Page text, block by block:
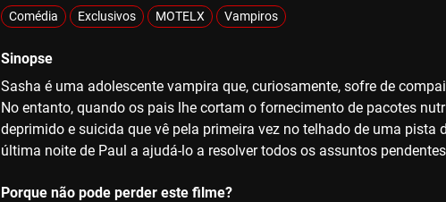
Comédia Exclusivos MOTELX Vampiros
Sinopse
Sasha é uma adolescente vampira que, curiosamente, sofre de
No entanto, quando os pais lhe cortam o fornecimento de pacotes
deprimido e suicida que vê pela primeira vez no telhado de uma pista
última noite de Paul a ajudá-lo a resolver todos os assuntos
Porque não pode perder este filme?